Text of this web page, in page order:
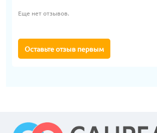
Еще нет отзывов.
Оставьте отзыв первым